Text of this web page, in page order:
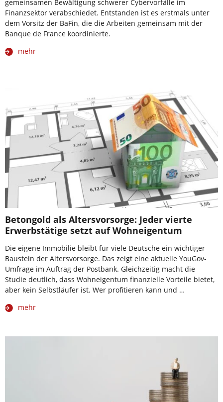
gemeinsamen Bewältigung schwerer Cybervorfälle im
Finanzsektor verabschiedet. Entstanden ist es erstmals unter
dem Vorsitz der BaFin, die die Arbeiten gemeinsam mit der
Banque de France koordinierte.
mehr
Betongold als Altersvorsorge: Jeder vierte
Erwerbstätige setzt auf Wohneigentum
Die eigene Immobilie bleibt für viele Deutsche ein wichtiger
Baustein der Altersvorsorge. Das zeigt eine aktuelle YouGov-
Umfrage im Auftrag der Postbank. Gleichzeitig macht die
Studie deutlich, dass Wohneigentum finanzielle Vorteile bietet,
aber kein Selbstläufer ist. Wer profitieren kann und …
mehr